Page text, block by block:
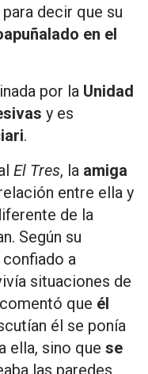
decir que su
en el
por la Unidad
y es
.
El Tres, la amiga
entre ella y
de la
Según su
a
situaciones de
que él
él se ponía
ella, sino que se
las paredes